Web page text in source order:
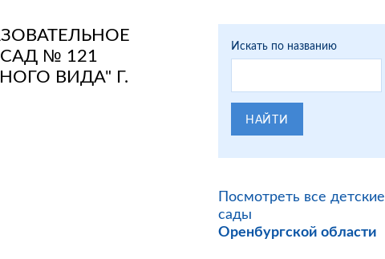
№ 121
ВИДА" Г.
Искать по названию
НАЙТИ
Посмотреть все детские
сады
Оренбургской области